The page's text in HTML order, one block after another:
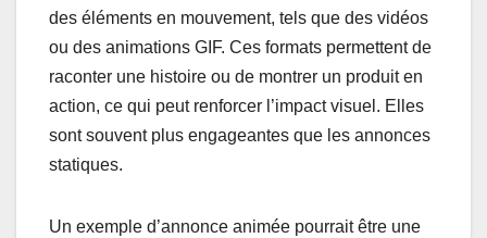
des éléments en mouvement, tels que des vidéos
ou des animations GIF. Ces formats permettent de
raconter une histoire ou de montrer un produit en
action, ce qui peut renforcer l’impact visuel. Elles
sont souvent plus engageantes que les annonces
statiques.
Un exemple d’annonce animée pourrait être une